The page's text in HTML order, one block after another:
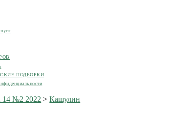
ПОДБОРКИ
14 №2 2022 >Кашулин